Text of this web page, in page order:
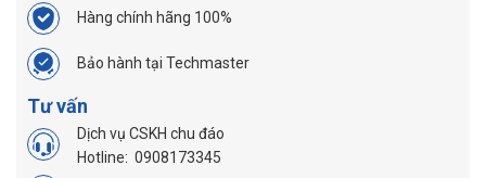
Hàng chính hãng 100%
Bảo hành tại Techmaster
Tư vấn
Dịch vụ CSKH chu đáo
Hotline: 0908173345